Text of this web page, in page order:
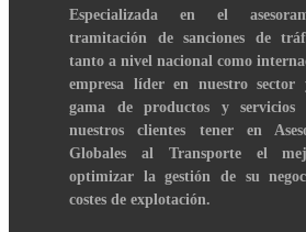
Especializada en el
tramitación de sanciones de
tanto a nivel nacional como
empresa líder en nuestro sector
gama de productos y
nuestros clientes tener en
Globales al Transporte el
optimizar la gestión de su
costes de explotación.